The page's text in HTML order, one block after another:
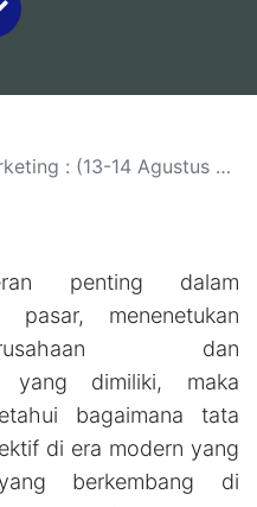
27-28 Agustus 2026 Bandung)(3-4 September 2026, Lombok)
penting dalam
pasar, menenetukan
dan
yang dimiliki, maka
bagaimana tata
di era modern yang
berkembang di